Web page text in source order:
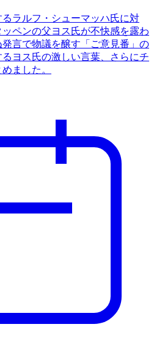
ラルフ・シューマッハ氏に対
ペンの父ヨス氏が不快感を露わ
言で物議を醸す「ご意見番」の
ヨス氏の激しい言葉、さらにチ
ました。